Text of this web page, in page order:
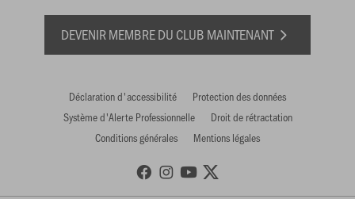
DEVENIR MEMBRE DU CLUB MAINTENANT
Déclaration d'accessibilité
Protection des données
Système d'Alerte Professionnelle
Droit de rétractation
Conditions générales
Mentions légales